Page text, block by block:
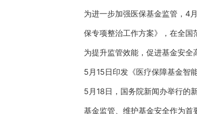
为进一步加强医保基金监管，4
保专项整治工作方案》，在全国
为提升监管效能，促进基金安
5月15日印发《医疗保障基金智
5月18日，国务院新闻办举行的
基金监管、维护基金安全作为首